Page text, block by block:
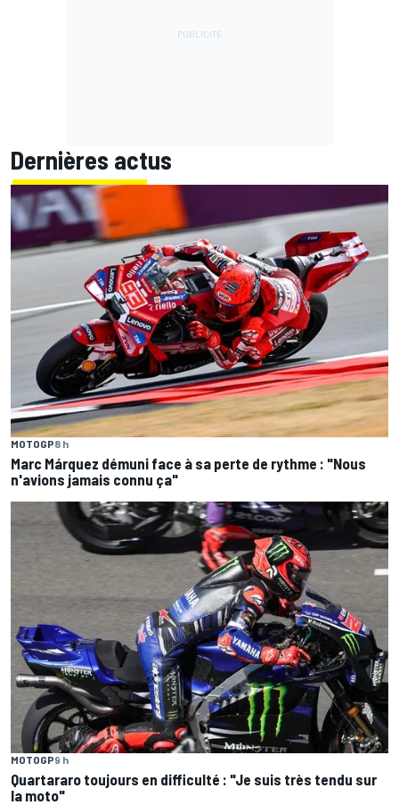
Dernières actus
MOTOGP8 h
Marc Márquez démuni face à sa perte de rythme : "Nous
n'avions jamais connu ça"
MOTOGP9 h
Quartararo toujours en difficulté : "Je suis très tendu sur
la moto"